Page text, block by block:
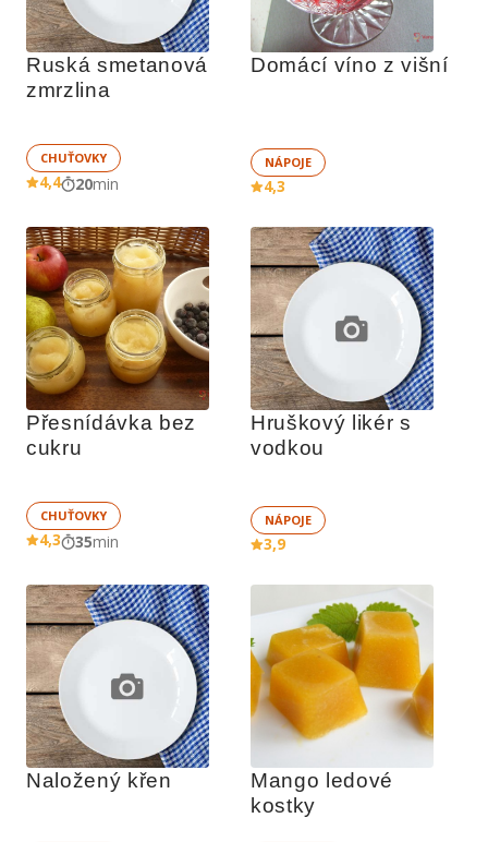
Ruská smetanová
zmrzlina
CHUŤOVKY
4,4 20min
Domácí víno z višní
NÁPOJE
4,3
Přesnídávka bez
cukru
CHUŤOVKY
4,3 35min
Hruškový likér s
vodkou
NÁPOJE
3,9
Naložený křen
Mango ledové
kostky